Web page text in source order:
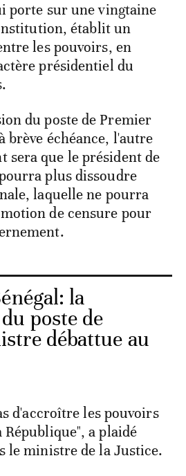
porte sur une vingtaine
établit un
les pouvoirs, en
présidentiel du
du poste de Premier
brève échéance, l'autre
sera que le président de
plus dissoudre
laquelle ne pourra
de censure pour
la
poste de
débattue au
d'accroître les pouvoirs
a plaidé
le ministre de la Justice.